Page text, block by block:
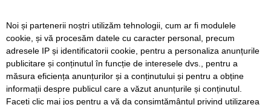
Avansează șantierul Pasajului Slavici–Polonă. Lațcău: „La
sfârșitul anului viitor vom circula pe podurile noi”
VIDEO. Din toamnă, încă 324 de locuri de cazare pentru
studenții UVT. Două cămine noi sunt aproape gata
Noi și partenerii noștri utilizăm tehnologii, cum ar fi modulele
cookie, și vă procesăm datele cu caracter personal, precum
adresele IP și identificatorii cookie, pentru a personaliza anunțurile
publicitare și conținutul în funcție de interesele dvs., pentru a
măsura eficiența anunțurilor și a conținutului și pentru a obține
informații despre publicul care a văzut anunțurile și conținutul.
Faceți clic mai jos pentru a vă da consimțământul privind utilizarea